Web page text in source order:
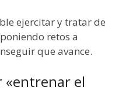
ejercitar y tratar de
retos a
que avance.
«entrenar el